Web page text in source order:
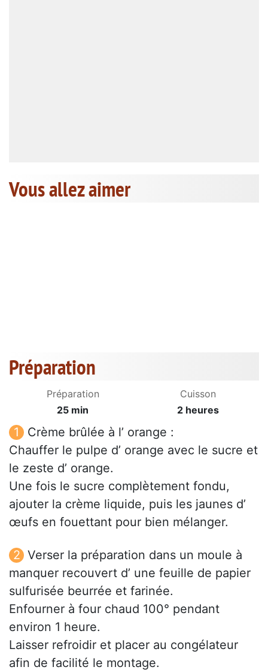
Vous allez aimer
Préparation
Préparation
25 min
Cuisson
2 heures
Crème brûlée à l’ orange :
Chauffer le pulpe d’ orange avec le sucre et
le zeste d’ orange.
Une fois le sucre complètement fondu,
ajouter la crème liquide, puis les jaunes d’
œufs en fouettant pour bien mélanger.
Verser la préparation dans un moule à
manquer recouvert d’ une feuille de papier
sulfurisée beurrée et farinée.
Enfourner à four chaud 100° pendant
environ 1 heure.
Laisser refroidir et placer au congélateur
afin de facilité le montage.